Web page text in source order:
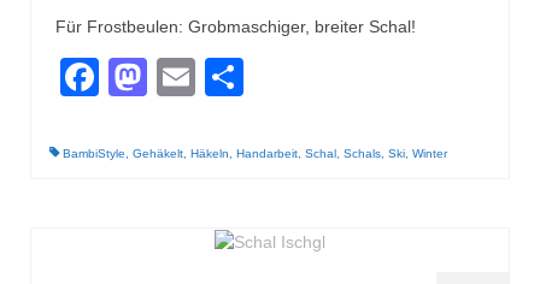
Für Frostbeulen: Grobmaschiger, breiter Schal!
Facebook
Mastodon
Email
BambiStyle Gehäkelt Häkeln Handarbeit Schal Schals Ski Winter